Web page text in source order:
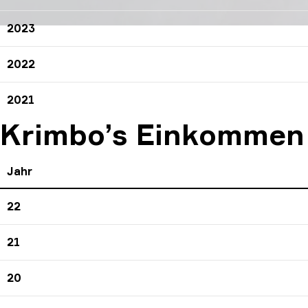
2023
2022
2021
Krimbo’s
Jahr
22
21
20